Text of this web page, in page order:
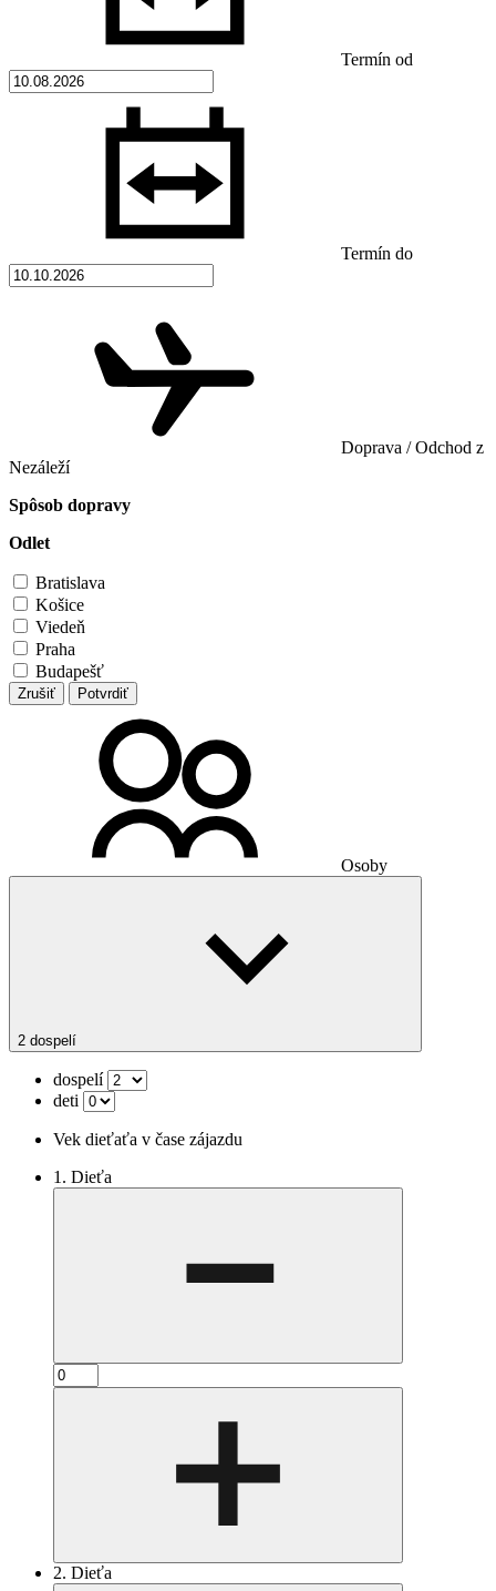
Termín od
Termín do
Doprava / Odchod z
Nezáleží
Spôsob dopravy
Odlet
Bratislava
Košice
Viedeň
Praha
Budapešť
Zrušiť Potvrdiť
Osoby
2 dospelí
dospelí
deti
Vek dieťaťa v čase zájazdu
1. Dieťa
2. Dieťa